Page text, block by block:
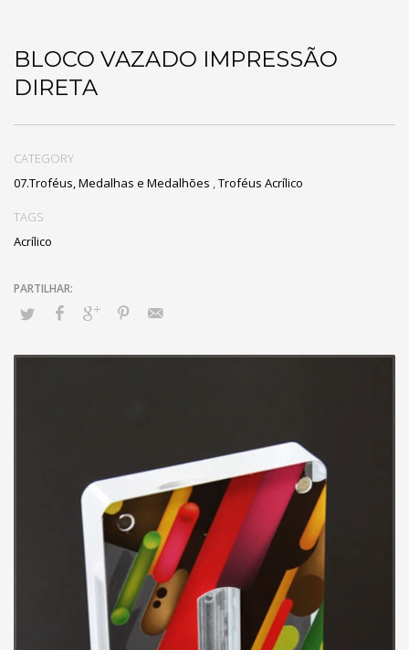
BLOCO VAZADO IMPRESSÃO
DIRETA
CATEGORY
07.Troféus, Medalhas e Medalhões ,Troféus Acrílico
TAGS
Acrílico